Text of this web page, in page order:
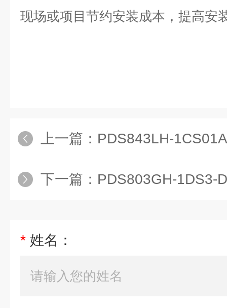
现场或项目节约安装成本，提高安
上一篇： PDS843LH-1CS01A-A1DA-
下一篇： PDS803GH-1DS3-
* 姓名：